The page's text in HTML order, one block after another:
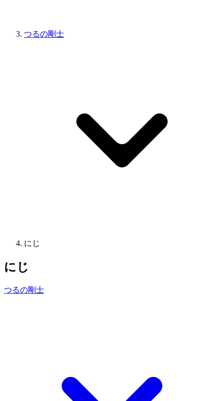
つるの剛士
にじ
にじ
つるの剛士